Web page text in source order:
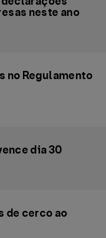
neste ano
no Regulamento
dia 30
de cerco ao